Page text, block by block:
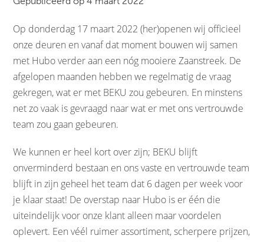
Op donderdag 17 maart 2022 (her)openen wij officieel
onze deuren en vanaf dat moment bouwen wij samen
met Hubo verder aan een nóg mooiere Zaanstreek. De
afgelopen maanden hebben we regelmatig de vraag
gekregen, wat er met BEKU zou gebeuren. En minstens
net zo vaak is gevraagd naar wat er met ons vertrouwde
team zou gaan gebeuren.
We kunnen er heel kort over zijn; BEKU blijft
onverminderd bestaan en ons vaste en vertrouwde team
blijft in zijn geheel het team dat 6 dagen per week voor
je klaar staat! De overstap naar Hubo is er één die
uiteindelijk voor onze klant alleen maar voordelen
oplevert. Een véél ruimer assortiment, scherpere prijzen,